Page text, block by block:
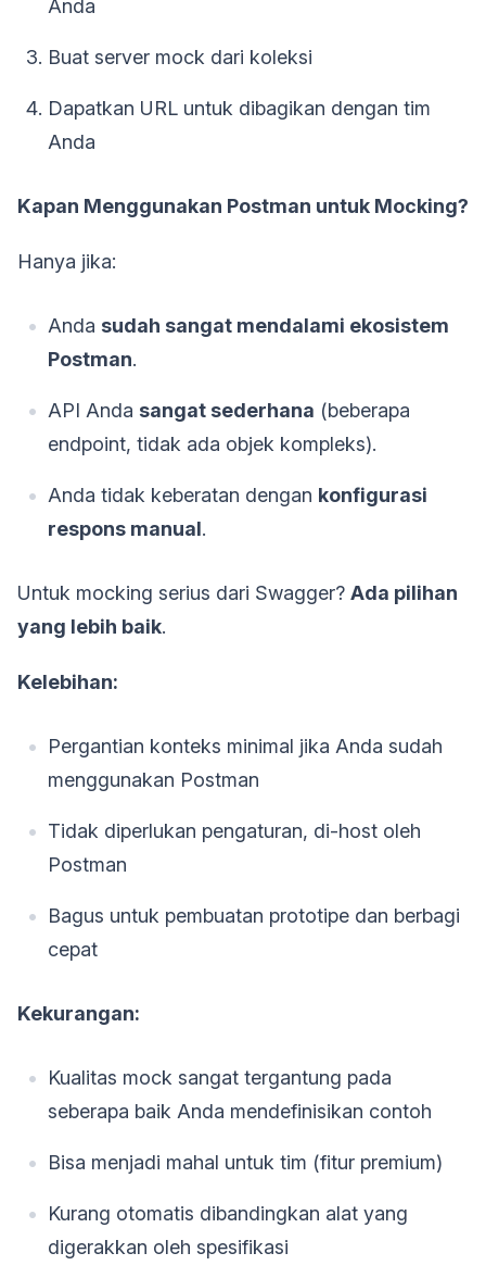
Anda
Buat server mock dari koleksi
Dapatkan URL untuk dibagikan dengan tim
Anda
Kapan Menggunakan Postman untuk Mocking?
Hanya jika:
Anda sudah sangat mendalami ekosistem
Postman.
API Anda sangat sederhana (beberapa
endpoint, tidak ada objek kompleks).
Anda tidak keberatan dengan konfigurasi
respons manual.
Untuk mocking serius dari Swagger? Ada pilihan
yang lebih baik.
Kelebihan:
Pergantian konteks minimal jika Anda sudah
menggunakan Postman
Tidak diperlukan pengaturan, di-host oleh
Postman
Bagus untuk pembuatan prototipe dan berbagi
cepat
Kekurangan:
Kualitas mock sangat tergantung pada
seberapa baik Anda mendefinisikan contoh
Bisa menjadi mahal untuk tim (fitur premium)
Kurang otomatis dibandingkan alat yang
digerakkan oleh spesifikasi